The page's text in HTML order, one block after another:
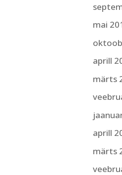
mai
aprill
märts
aprill
märts